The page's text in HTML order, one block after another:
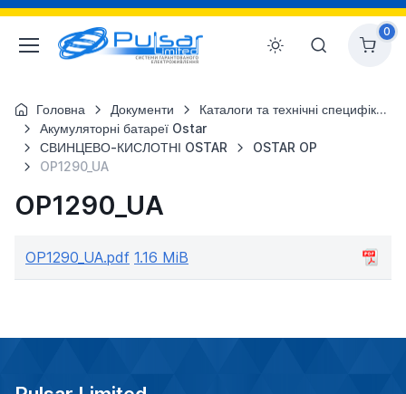
0
Головна Документи
Каталоги та технічні специфікації
Акумуляторні батареї Ostar
СВИНЦЕВО-КИСЛОТНІ OSTAR
OSTAR OP
OP1290_UA
OP1290_UA
OP1290_UA.pdf 1.16 MiB